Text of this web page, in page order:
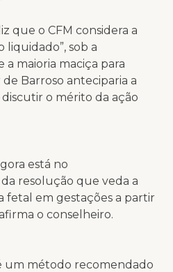
que o CFM considera a
liquidado”, sob a
maioria maciça para
Barroso anteciparia a
discutir o mérito da ação
está no
resolução que veda a
fetal em gestações a partir
o conselheiro.
um método recomendado